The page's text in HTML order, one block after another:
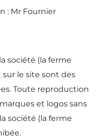
: Mr Fournier
société (la ferme
le site sont des
Toute reproduction
et logos sans
société (la ferme